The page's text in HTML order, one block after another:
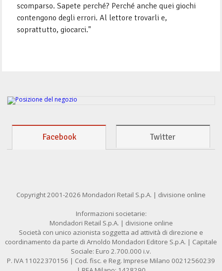
scomparso. Sapete perché? Perché anche quei giochi
contengono degli errori. Al lettore trovarli e,
soprattutto, giocarci."
Facebook Twitter
Copyright 2001-2026 Mondadori Retail S.p.A. | divisione online
Informazioni societarie:
Mondadori Retail S.p.A. | divisione online
Società con unico azionista soggetta ad attività di direzione e
coordinamento da parte di Arnoldo Mondadori Editore S.p.A. | Capitale
Sociale: Euro 2.700.000 i.v.
P. IVA 11022370156 | Cod. fisc. e Reg. Imprese Milano 00212560239